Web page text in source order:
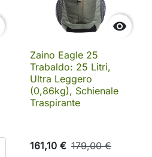

Zaino Eagle 25
Trabaldo: 25 Litri,
Ultra Leggero
(0,86kg), Schienale
Traspirante
161,10 € 179,00 €